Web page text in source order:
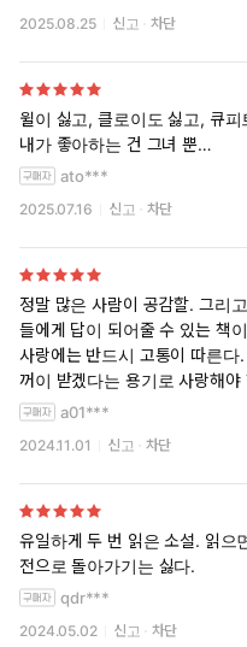
2025.08.25 신고 차단
윌이 싫고, 클로이도 싫고, 큐
내가 좋아하는 건 그녀 뿐…
ato***
2025.07.16 신고 차단
정말 많은 사람이 공감할. 그리
들에게 답이 되어줄 수 있는 책
사랑에는 반드시 고통이 따른다
꺼이 받겠다는 용기로 사랑해야
a01***
2024.11.01 신고 차단
유일하게 두 번 읽은 소설. 읽으
전으로 돌아가기는 싫다.
qdr***
2024.05.02 신고 차단